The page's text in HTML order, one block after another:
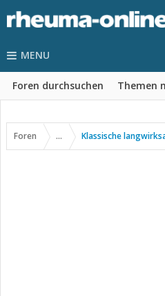
MENU
Foren durchsuchen Themen
Foren ... Klassische